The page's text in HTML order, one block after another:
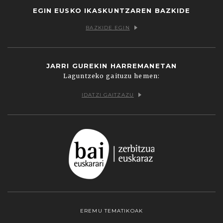
EGIN EUSKO IKASKUNTZAREN BAZKIDE
BAZKIDE EGIN
JARRI GUREKIN HARREMANETAN
Laguntzeko gaituzu hemen:
IDATZI GAITZAZU
EREMU TEMATIKOAK